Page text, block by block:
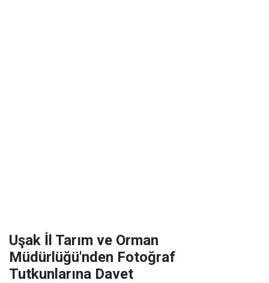
Uşak İl Tarım ve Orman
Müdürlüğü'nden Fotoğraf
Tutkunlarına Davet